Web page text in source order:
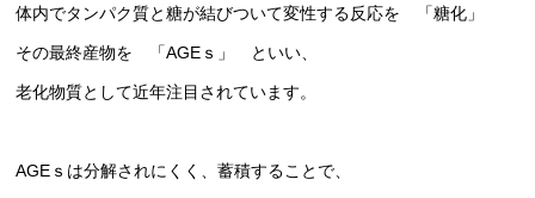
体内でタンパク質と糖が結びついて変性する反応を 「糖化」
その最終産物を 「AGEｓ」 といい、
老化物質として近年注目されています。
AGEｓは分解されにくく、蓄積することで、